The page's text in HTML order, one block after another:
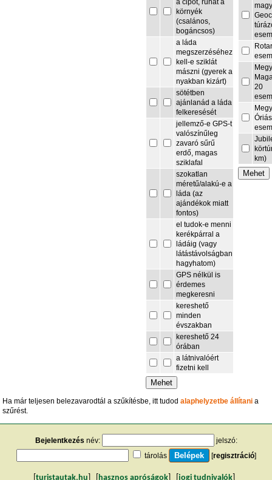
a cipőt, ruhát a
környék
(csalános,
bogáncsos)
a láda
megszerzéséhez
kell-e sziklát
mászni (gyerek a
nyakban kizárt)
sötétben
ajánlanád a láda
felkeresését
jellemző-e GPS-t
valószínűleg
zavaró sűrű
erdő, magas
sziklafal
szokatlan
méretű/alakú-e a
láda (az
ajándékok miatt
fontos)
el tudok-e menni
kerékpárral a
ládáig (vagy
látástávolságban
hagyhatom)
GPS nélkül is
érdemes
megkeresni
kereshető
minden
évszakban
kereshető 24
órában
a látnivalóért
fizetni kell
20
km)
Ha már teljesen belezavarodtál a szűkítésbe, itt tudodalaphelyzetbe állítani a
szűrést.
Bejelentkezés név:
jelszó:
tárolás
[regisztráció]
turistautak.hu hasznos apróságok jogi tudnivalók